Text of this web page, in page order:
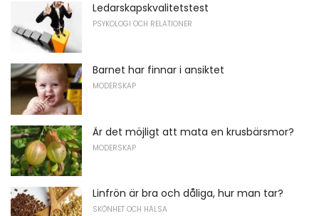
Ledarskapskvalitetstest
PSYKOLOGI OCH RELATIONER
Barnet har finnar i ansiktet
MODERSKAP
Är det möjligt att mata en krusbärsmor?
MODERSKAP
Linfrön är bra och dåliga, hur man tar?
SKÖNHET OCH HÄLSA